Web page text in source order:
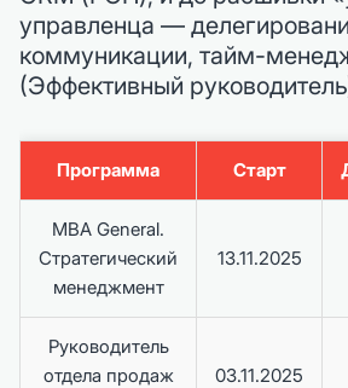
управленца —
коммуникации, тайм-
(Эффективный
Программа Старт
MBA General.
Стратегический
менеджмент
13.11.2025
Руководитель
отдела продаж
03.11.2025